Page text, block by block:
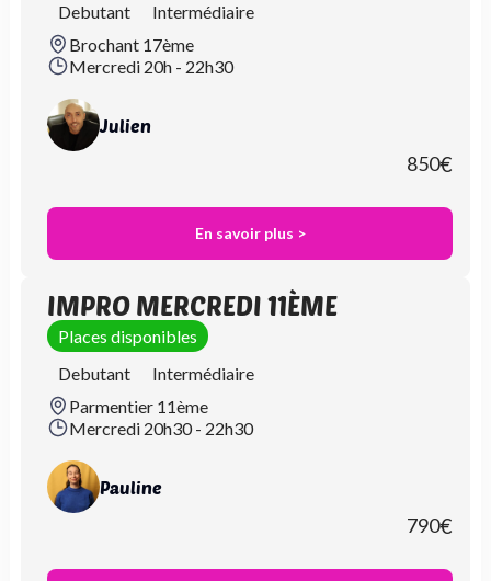
Debutant
Intermédiaire
Brochant 17ème
Mercredi 20h - 22h30
Julien
850€
En savoir plus >
IMPRO MERCREDI 11ÈME
Places disponibles
Debutant
Intermédiaire
Parmentier 11ème
Mercredi 20h30 - 22h30
Pauline
790€